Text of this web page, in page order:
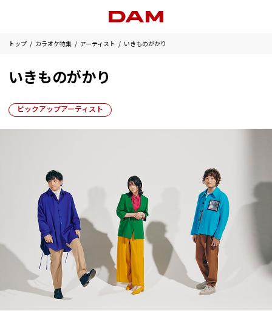
トップ カラオケ特集 アーティスト いきものがかり
いきものがかり
ピックアップアーティスト